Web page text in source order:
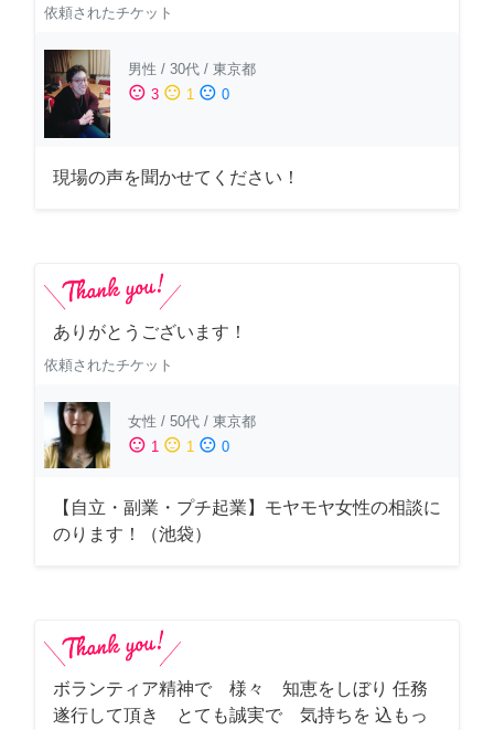
依頼されたチケット
男性 / 30代 / 東京都
sentiment_satisfied 3 sentiment_neutral 1 sentiment_dissatisfied 0
現場の声を聞かせてください！
ありがとうございます！
依頼されたチケット
女性 / 50代 / 東京都
sentiment_satisfied 1 sentiment_neutral 1 sentiment_dissatisfied 0
【自立・副業・プチ起業】モヤモヤ女性の相談に
のります！（池袋）
ボランティア精神で 様々 知恵をしぼり 任務
遂行して頂き とても誠実で 気持ちを 込もっ